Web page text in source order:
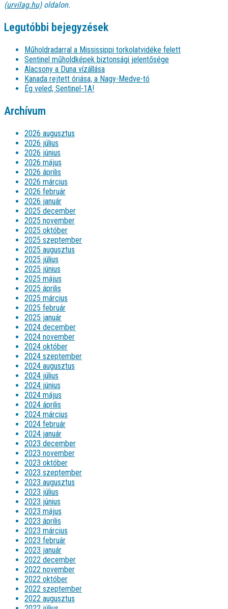
(urvilag.hu)oldalon.
Legutóbbi bejegyzések
Műholdradarral a Mississippi torkolatvidéke felett
Sentinel műholdképek biztonsági jelentősége
Alacsony a Duna vízállása
Kanada rejtett óriása, a Nagy-Medve-tó
Ég veled, Sentinel-1A!
Archívum
2026 augusztus
2026 július
2026 június
2026 május
2026 április
2026 március
2026 február
2026 január
2025 december
2025 november
2025 október
2025 szeptember
2025 augusztus
2025 július
2025 június
2025 május
2025 április
2025 március
2025 február
2025 január
2024 december
2024 november
2024 október
2024 szeptember
2024 augusztus
2024 július
2024 június
2024 május
2024 április
2024 március
2024 február
2024 január
2023 december
2023 november
2023 október
2023 szeptember
2023 augusztus
2023 július
2023 június
2023 május
2023 április
2023 március
2023 február
2023 január
2022 december
2022 november
2022 október
2022 szeptember
2022 augusztus